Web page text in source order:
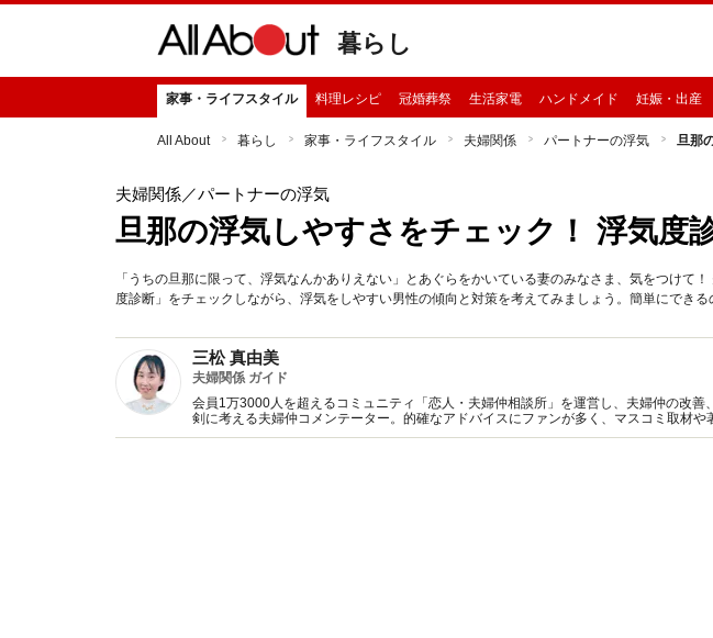
暮らし
家事・ライフスタイル 料理レシピ 冠婚葬祭 生活家電 ハンドメイド 妊娠・出産
All About 暮らし 家事・ライフスタイル 夫婦関係 パートナーの浮気 旦那
夫婦関係／パートナーの浮気
旦那の浮気しやすさをチェック！ 浮気度
「うちの旦那に限って、浮気なんかありえない」とあぐらをかいている妻のみなさま、気をつけて
度診断」をチェックしながら、浮気をしやすい男性の傾向と対策を考えてみましょう。簡単にできる
三松 真由美
夫婦関係 ガイド
会員1万3000人を超えるコミュニティ「恋人・夫婦仲相談所」を運営し、夫婦仲の改善
剣に考える夫婦仲コメンテーター。的確なアドバイスにファンが多く、マスコミ取材
み保健室』サービス開始。